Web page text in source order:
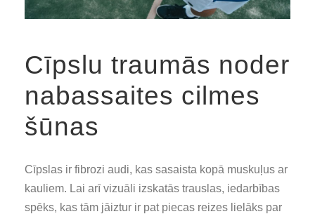
Cīpslu traumās noder
nabassaites cilmes
šūnas
Cīpslas ir fibrozi audi, kas sasaista kopā muskuļus ar
kauliem. Lai arī vizuāli izskatās trauslas, iedarbības
spēks, kas tām jāiztur ir pat piecas reizes lielāks par